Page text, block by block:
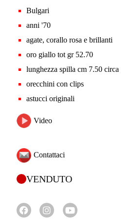
Bulgari
anni '70
agate, corallo rosa e brillanti
oro giallo tot gr 52.70
lunghezza spilla cm 7.50 circa
orecchini con clips
astucci originali
Video
Contattaci
VENDUTO